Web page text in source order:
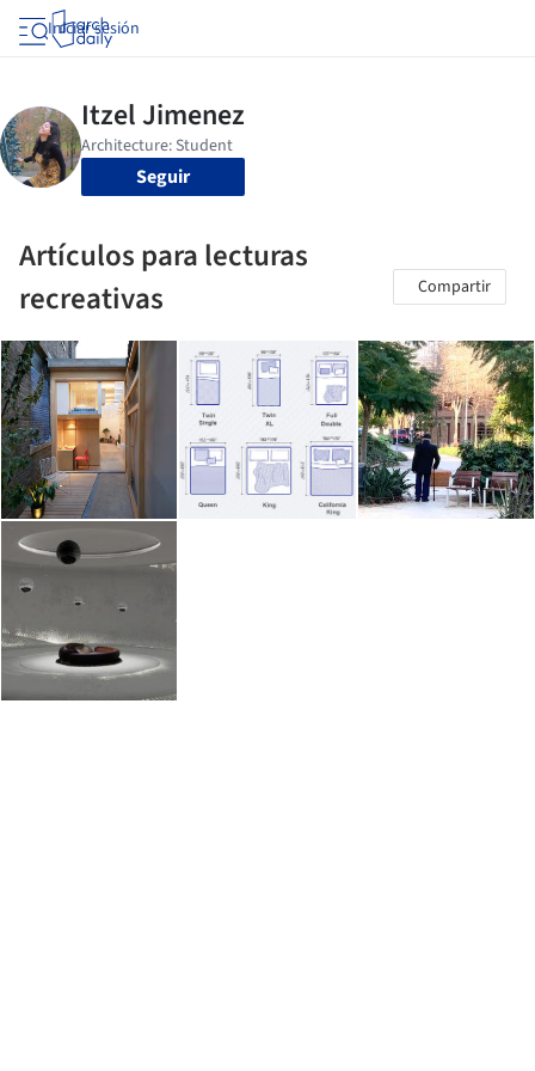
Iniciar sesión
Seguir
Artículos para lecturas
recreativas
Compartir